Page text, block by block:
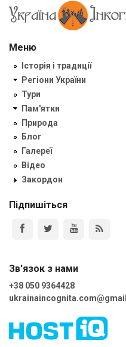
Меню
Історія і традиції
Регіони України
Тури
Пам'ятки
Природа
Блог
Галереї
Відео
Закордон
Підпишіться
Зв'язок з нами
+38 050 9364428